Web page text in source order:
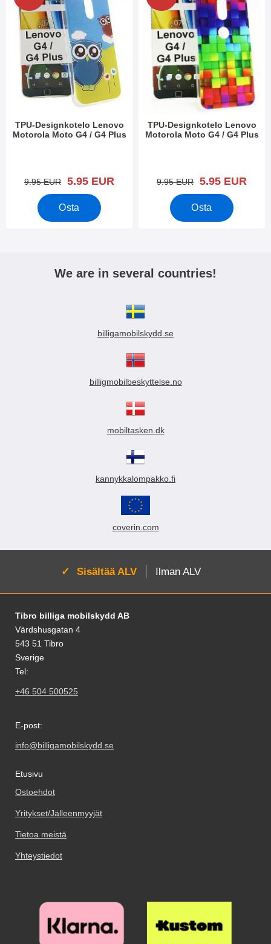
TPU-Designkotelo Lenovo
Motorola Moto G4 / G4 Plus
vanha hinta
9.95 EUR uusi hinta
5.95 EUR
Osta
TPU-Designkotelo Lenovo
Motorola Moto G4 / G4 Plus
vanha hinta
9.95 EUR uusi hinta
5.95 EUR
Osta
We are in several countries!
billigamobilskydd.se
billigmobilbeskyttelse.no
mobiltasken.dk
kannykkalompakko.fi
coverin.com
Aktivoi:
Sisältää ALV Ilman ALV
Alatunnisteen sisältö Sekalaista tietoa ja
Tibro billiga mobilskydd AB
Värdshusgatan 4
543 51 Tibro
Sverige
Tel:
+46 504 500525
E-post:
info@billigamobilskydd.se
Etusivu
Ostoehdot
Yritykset/Jälleenmyyjät
Tietoa meistä
Yhteystiedot